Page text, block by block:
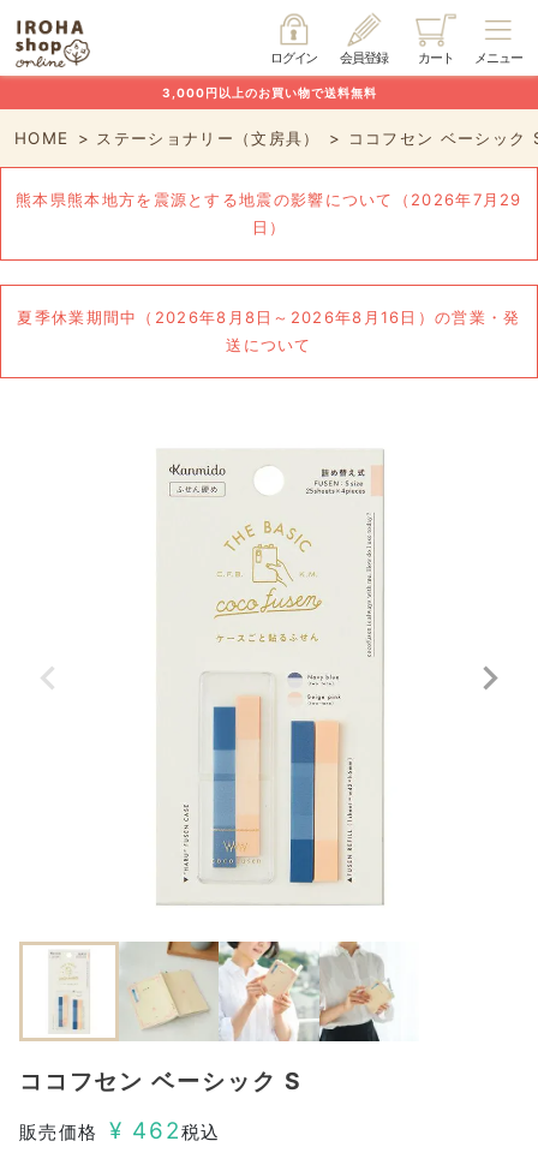
メニュー
カート
会員登録
ログイン
3,000円以上のお買い物で送料無料
HOME ステーショナリー（文房具） ココフセン ベーシック
熊本県熊本地方を震源とする地震の影響について（2026年7月29
日）
夏季休業期間中（2026年8月8日～2026年8月16日）の営業・発
送について
ココフセン ベーシック S
販売価格 ¥ 462税込